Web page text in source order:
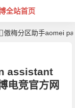
全站首页
傲梅分区助手aomei
assistant
电竞官方网